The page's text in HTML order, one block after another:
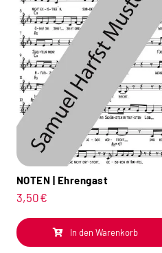
NOTEN | Ehrengast
3,50€
In den Warenkorb